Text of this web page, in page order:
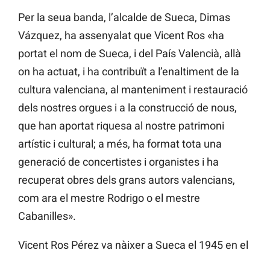
Per la seua banda, l’alcalde de Sueca, Dimas
Vázquez, ha assenyalat que Vicent Ros «ha
portat el nom de Sueca, i del País Valencià, allà
on ha actuat, i ha contribuït a l’enaltiment de la
cultura valenciana, al manteniment i restauració
dels nostres orgues i a la construcció de nous,
que han aportat riquesa al nostre patrimoni
artístic i cultural; a més, ha format tota una
generació de concertistes i organistes i ha
recuperat obres dels grans autors valencians,
com ara el mestre Rodrigo o el mestre
Cabanilles».
Vicent Ros Pérez va nàixer a Sueca el 1945 en el